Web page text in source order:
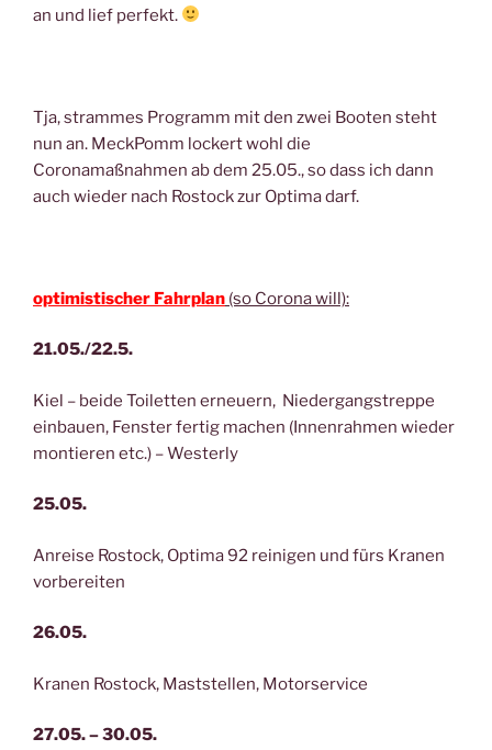
an und lief perfekt.
Tja, strammes Programm mit den zwei Booten steht
nun an. MeckPomm lockert wohl die
Coronamaßnahmen ab dem 25.05., so dass ich dann
auch wieder nach Rostock zur Optima darf.
optimistischer Fahrplan (so Corona will):
21.05./22.5.
Kiel – beide Toiletten erneuern, Niedergangstreppe
einbauen, Fenster fertig machen (Innenrahmen wieder
montieren etc.) – Westerly
25.05.
Anreise Rostock, Optima 92 reinigen und fürs Kranen
vorbereiten
26.05.
Kranen Rostock, Maststellen, Motorservice
27.05. – 30.05.